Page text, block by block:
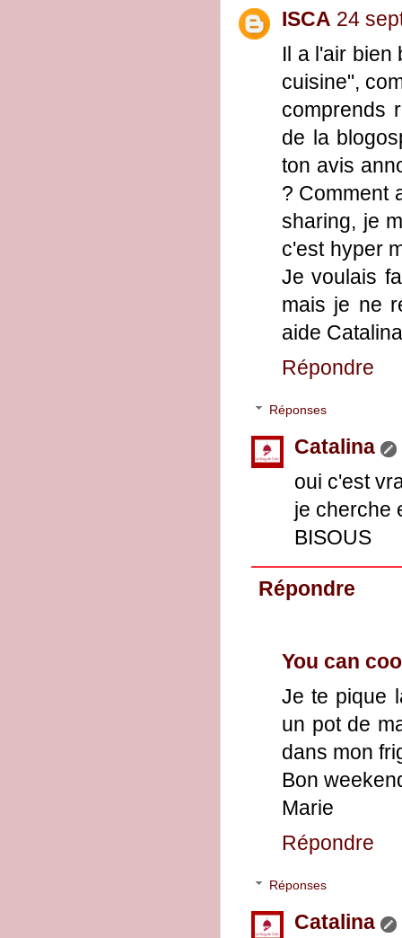
ISCA 24
Il a l'air bien
cuisine",
comprends
de la
ton avis
? Comment
sharing, je
c'est hyper
Je voulais
mais je ne
aide
Répondre
Réponses
Catalina
oui c'est
je cherche
BISOUS
Répondre
You can
Je te pique
un pot de
dans mon
Bon
Marie
Répondre
Réponses
Catalina